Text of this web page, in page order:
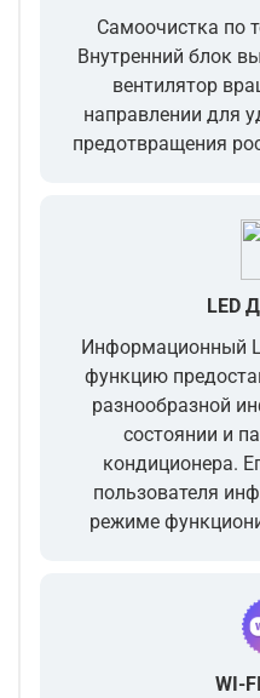
Самоочистка по
Внутренний блок
вентилятор
направлении для
предотвращения
LED
Информационный
функцию
разнообразной
состоянии и
кондиционера.
пользователя
режиме
WI-